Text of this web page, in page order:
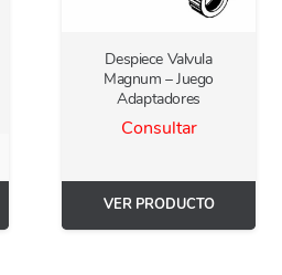
Despiece Valvula
Magnum – Juego
Adaptadores
Consultar
VER PRODUCTO